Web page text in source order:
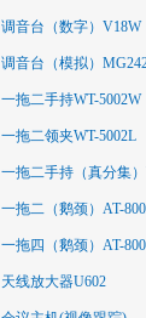
调音台（数字）V18W
调音台（模拟）
一拖二手持WT-5002W
一拖二领夹WT-5002L
一拖二手持（真分集
一拖二（鹅颈）AT-
一拖四（鹅颈）AT-
天线放大器U602